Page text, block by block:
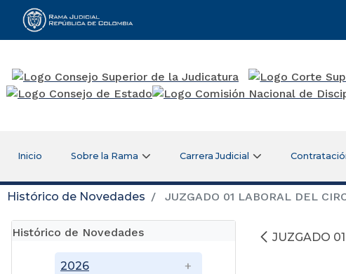
Rama Judicial
Inicio Sobre la Rama Carrera Judicial
Histórico de Novedades JUZGADO 01 LABORAL DEL
Histórico de Novedades
2026
JUZGADO